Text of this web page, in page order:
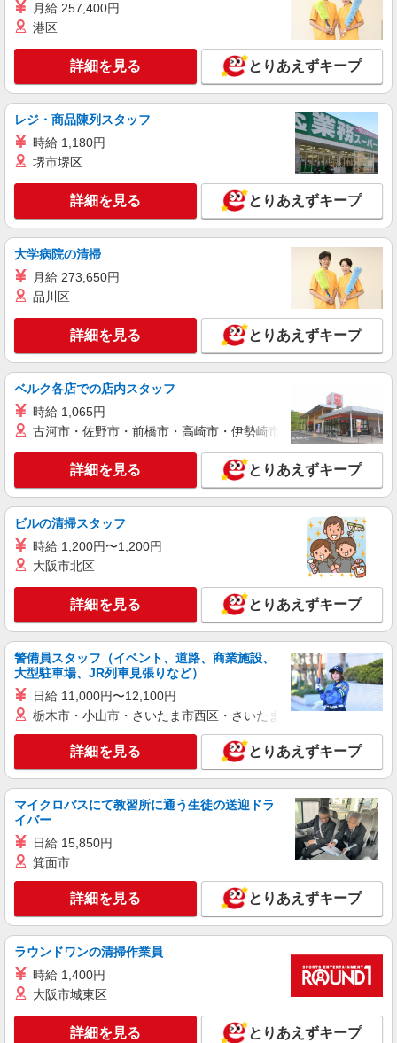
月給 257,400円
港区
詳細を見る とりあえずキープ
レジ・商品陳列スタッフ
時給 1,180円
堺市堺区
詳細を見る とりあえずキープ
大学病院の清掃
月給 273,650円
品川区
詳細を見る とりあえずキープ
ベルク各店での店内スタッフ
時給 1,065円
古河市・佐野市・前橋市・高崎市・伊勢崎市・太田市・館林市
詳細を見る とりあえずキープ
ビルの清掃スタッフ
時給 1,200円〜1,200円
大阪市北区
詳細を見る とりあえずキープ
警備員スタッフ（イベント、道路、商業施設、
大型駐車場、JR列車見張りなど）
日給 11,000円〜12,100円
栃木市・小山市・さいたま市西区・さいたま市岩槻区・久喜市・
詳細を見る とりあえずキープ
マイクロバスにて教習所に通う生徒の送迎ドラ
イバー
日給 15,850円
箕面市
詳細を見る とりあえずキープ
ラウンドワンの清掃作業員
時給 1,400円
大阪市城東区
詳細を見る とりあえずキープ